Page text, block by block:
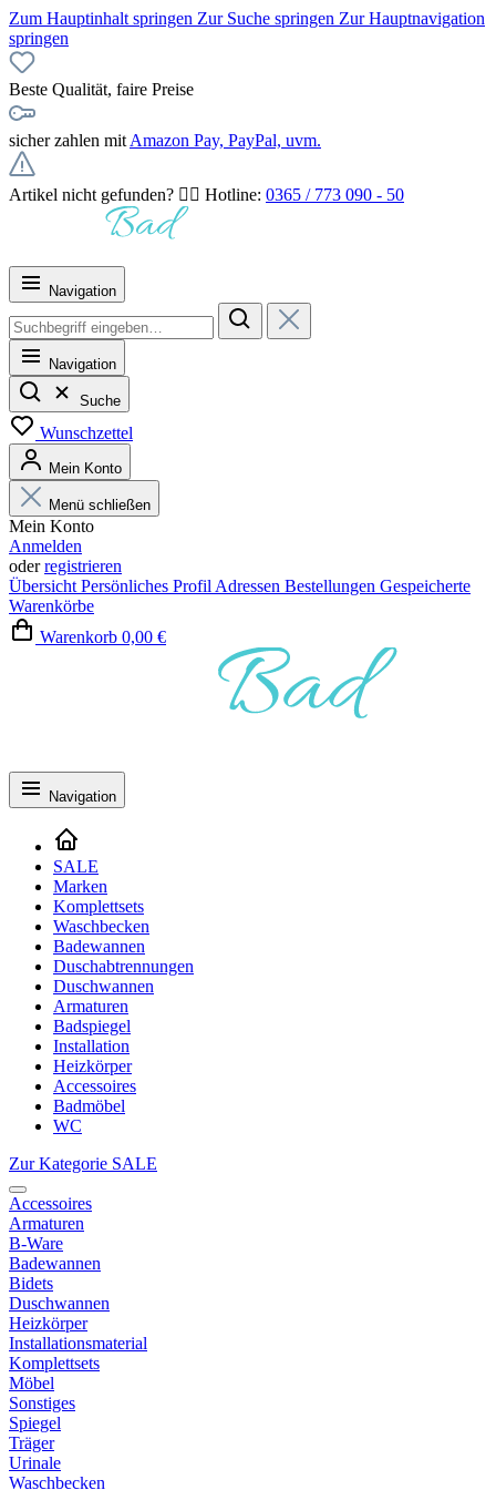
Zum Hauptinhalt springen Zur Suche springen Zur Hauptnavigation
springen
Beste Qualität, faire Preise
sicher zahlen mit Amazon Pay, PayPal, uvm.
Artikel nicht gefunden? 👉🏻 Hotline: 0365 / 773 090 - 50
Navigation
Navigation
Suche
Wunschzettel
Mein Konto
Menü schließen
Mein Konto
Anmelden
oderregistrieren
Übersicht Persönliches Profil Adressen Bestellungen Gespeicherte
Warenkörbe
Warenkorb 0,00 €
Navigation
SALE
Marken
Komplettsets
Waschbecken
Badewannen
Duschabtrennungen
Duschwannen
Armaturen
Badspiegel
Installation
Heizkörper
Accessoires
Badmöbel
WC
Zur Kategorie SALE
Accessoires
Armaturen
B-Ware
Badewannen
Bidets
Duschwannen
Heizkörper
Installationsmaterial
Komplettsets
Möbel
Sonstiges
Spiegel
Träger
Urinale
Waschbecken